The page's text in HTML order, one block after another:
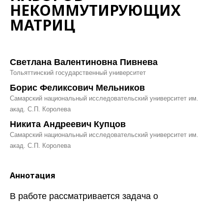
НЕКОММУТИРУЮЩИХ
МАТРИЦ
Светлана Валентиновна Пивнева
Тольяттинский государственный университет
Борис Феликсович Мельников
Самарский национальный исследовательский университет им.
акад. С.П. Королева
Никита Андреевич Купцов
Самарский национальный исследовательский университет им.
акад. С.П. Королева
Аннотация
В работе рассматривается задача о